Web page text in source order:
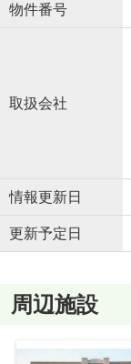
物件番号
取扱会社
情報更新日
更新予定日
周辺施設